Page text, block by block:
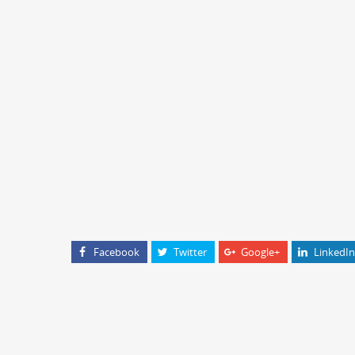
Facebook Twitter Google+ LinkedIn